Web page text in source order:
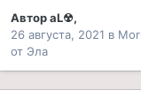
АвторaL☢,
26 августа, 2021 в
от Эла